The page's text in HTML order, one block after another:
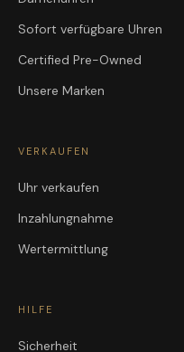
Sofort verfügbare Uhren
Certified Pre-Owned
Unsere Marken
VERKAUFEN
Uhr verkaufen
Inzahlungnahme
Wertermittlung
HILFE
Sicherheit